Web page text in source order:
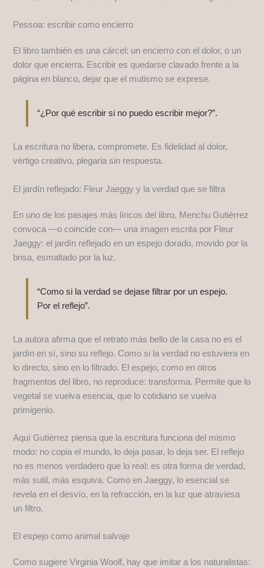
Pessoa: escribir como encierro
El libro también es una cárcel: un encierro con el dolor, o un
dolor que encierra. Escribir es quedarse clavado frente a la
página en blanco, dejar que el mutismo se exprese.
“¿Por qué escribir si no puedo escribir mejor?”.
La escritura no libera, compromete. Es fidelidad al dolor,
vértigo creativo, plegaria sin respuesta.
El jardín reflejado: Fleur Jaeggy y la verdad que se filtra
En uno de los pasajes más líricos del libro, Menchu Gutiérrez
convoca —o coincide con— una imagen escrita por Fleur
Jaeggy: el jardín reflejado en un espejo dorado, movido por la
brisa, esmaltado por la luz.
“Como si la verdad se dejase filtrar por un espejo.
Por el reflejo”.
La autora afirma que el retrato más bello de la casa no es el
jardín en sí, sino su reflejo. Como si la verdad no estuviera en
lo directo, sino en lo filtrado. El espejo, como en otros
fragmentos del libro, no reproduce: transforma. Permite que lo
vegetal se vuelva esencia, que lo cotidiano se vuelva
primigenio.
Aquí Gutiérrez piensa que la escritura funciona del mismo
modo: no copia el mundo, lo deja pasar, lo deja ser. El reflejo
no es menos verdadero que lo real: es otra forma de verdad,
más sutil, más esquiva. Como en Jaeggy, lo esencial se
revela en el desvío, en la refracción, en la luz que atraviesa
un filtro.
El espejo como animal salvaje
Como sugiere Virginia Woolf, hay que imitar a los naturalistas: